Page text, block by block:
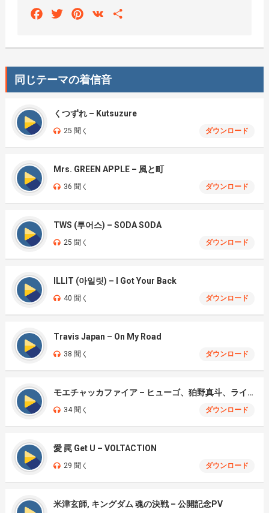
FacebookTwitterPinterest
VK
同じテーマの着信音
くつずれ – Kutsuzure
25 聞く ダウンロード
Mrs. GREEN APPLE – 風と町
36 聞く ダウンロード
TWS (투어스) – SODA SODA
25 聞く ダウンロード
ILLIT (아일릿) – I Got Your Back
40 聞く ダウンロード
Travis Japan – On My Road
38 聞く ダウンロード
モエチャッカファイア – ヒューゴ、狛野真斗、ライト、セヴェリアン (Cover )
34 聞く ダウンロード
愛 罠 Get U – VOLTACTION
29 聞く ダウンロード
米津玄師, キングダム 魂の決戦 – 公開記念PV